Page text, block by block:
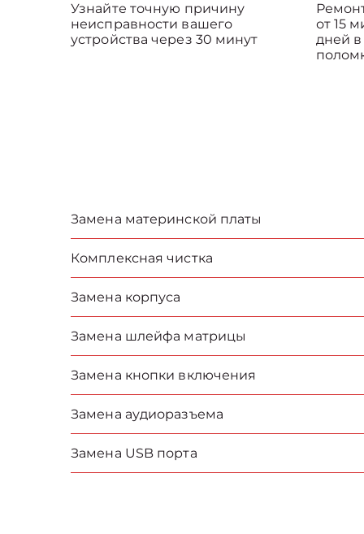
Узнайте точную причину
неисправности вашего
устройства через 30 минут
от 15
дней в
Замена материнской платы
Комплексная чистка
Замена корпуса
Замена шлейфа матрицы
Замена кнопки включения
Замена аудиоразъема
Замена USB порта